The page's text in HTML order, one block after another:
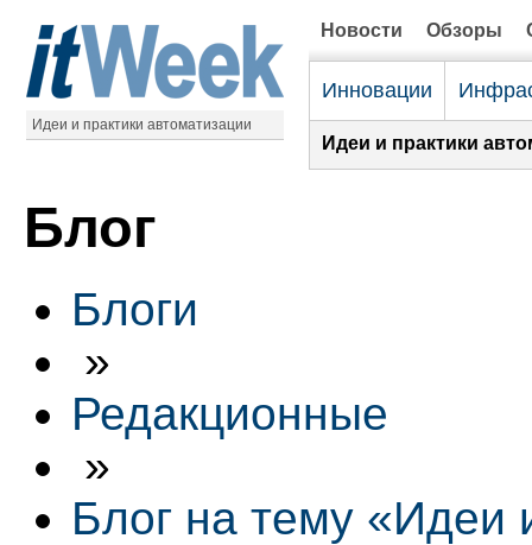
Идеи и практики автоматизации
Новости Обзоры
Инновации
Идеи и практики
Блог
Блоги
»
Редакционные
»
Блог на тему «Идеи